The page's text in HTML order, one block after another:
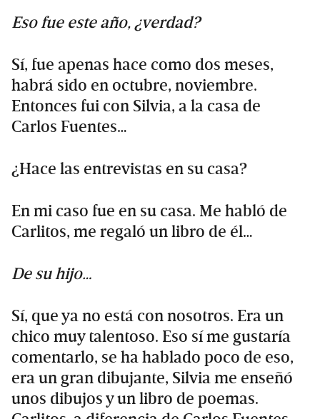
Eso fue este año, ¿verdad?
Sí, fue apenas hace como dos meses,
habrá sido en octubre, noviembre.
Entonces fui con Silvia, a la casa de
Carlos Fuentes…
¿Hace las entrevistas en su casa?
En mi caso fue en su casa. Me habló de
Carlitos, me regaló un libro de él…
De su hijo…
Sí, que ya no está con nosotros. Era un
chico muy talentoso. Eso sí me gustaría
comentarlo, se ha hablado poco de eso,
era un gran dibujante, Silvia me enseñó
unos dibujos y un libro de poemas.